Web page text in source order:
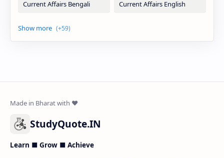
StudyQuote.IN
Learn ■ Grow ■ Achieve